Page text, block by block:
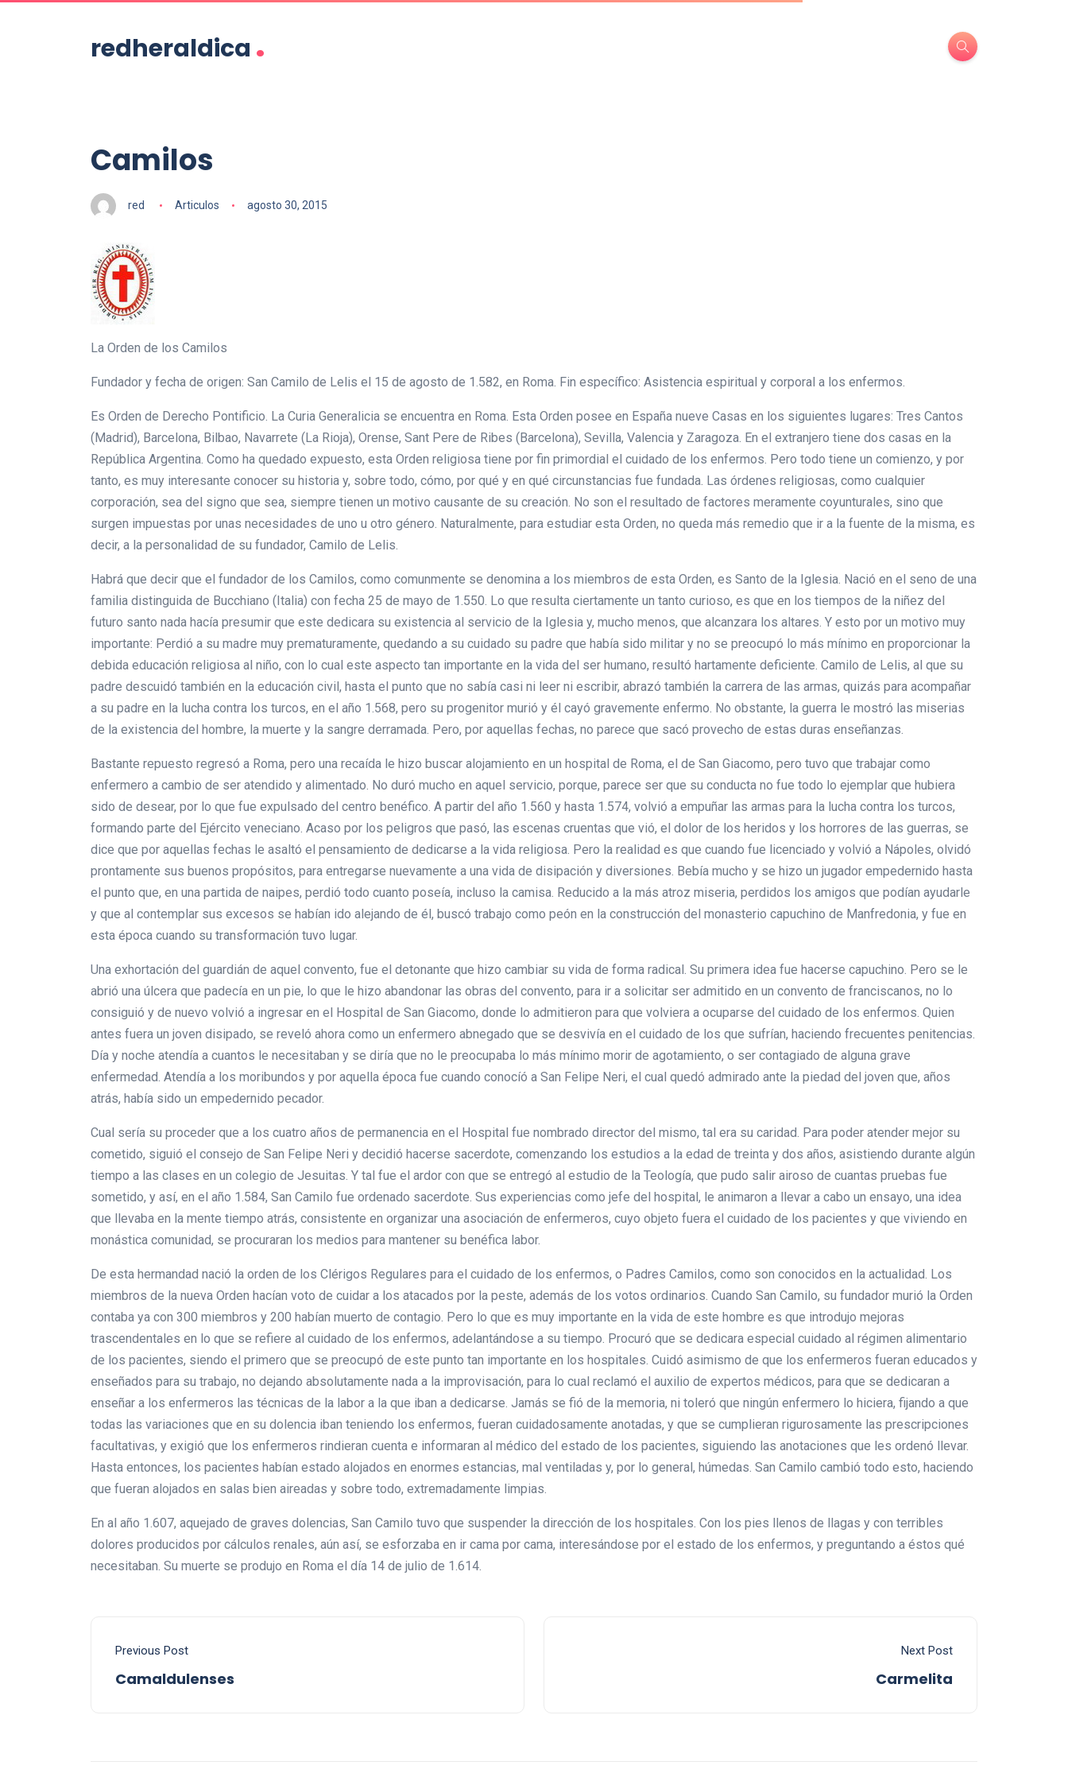
redheraldica .
Camilos
red Articulos agosto 30, 2015
La Orden de los Camilos
Fundador y fecha de origen: San Camilo de Lelis el 15 de agosto de 1.582, en Roma. Fin específico: Asistencia espiritual y corporal a los enfermos.
Es Orden de Derecho Pontificio. La Curia Generalicia se encuentra en Roma. Esta Orden posee en España nueve Casas en los siguientes lugares: Tres Cantos
(Madrid), Barcelona, Bilbao, Navarrete (La Rioja), Orense, Sant Pere de Ribes (Barcelona), Sevilla, Valencia y Zaragoza. En el extranjero tiene dos casas en la
República Argentina. Como ha quedado expuesto, esta Orden religiosa tiene por fin primordial el cuidado de los enfermos. Pero todo tiene un comienzo, y por
tanto, es muy interesante conocer su historia y, sobre todo, cómo, por qué y en qué circunstancias fue fundada. Las órdenes religiosas, como cualquier
corporación, sea del signo que sea, siempre tienen un motivo causante de su creación. No son el resultado de factores meramente coyunturales, sino que
surgen impuestas por unas necesidades de uno u otro género. Naturalmente, para estudiar esta Orden, no queda más remedio que ir a la fuente de la misma, es
decir, a la personalidad de su fundador, Camilo de Lelis.
Habrá que decir que el fundador de los Camilos, como comunmente se denomina a los miembros de esta Orden, es Santo de la Iglesia. Nació en el seno de una
familia distinguida de Bucchiano (Italia) con fecha 25 de mayo de 1.550. Lo que resulta ciertamente un tanto curioso, es que en los tiempos de la niñez del
futuro santo nada hacía presumir que este dedicara su existencia al servicio de la Iglesia y, mucho menos, que alcanzara los altares. Y esto por un motivo muy
importante: Perdió a su madre muy prematuramente, quedando a su cuidado su padre que había sido militar y no se preocupó lo más mínimo en proporcionar la
debida educación religiosa al niño, con lo cual este aspecto tan importante en la vida del ser humano, resultó hartamente deficiente. Camilo de Lelis, al que su
padre descuidó también en la educación civil, hasta el punto que no sabía casi ni leer ni escribir, abrazó también la carrera de las armas, quizás para acompañar
a su padre en la lucha contra los turcos, en el año 1.568, pero su progenitor murió y él cayó gravemente enfermo. No obstante, la guerra le mostró las miserias
de la existencia del hombre, la muerte y la sangre derramada. Pero, por aquellas fechas, no parece que sacó provecho de estas duras enseñanzas.
Bastante repuesto regresó a Roma, pero una recaída le hizo buscar alojamiento en un hospital de Roma, el de San Giacomo, pero tuvo que trabajar como
enfermero a cambio de ser atendido y alimentado. No duró mucho en aquel servicio, porque, parece ser que su conducta no fue todo lo ejemplar que hubiera
sido de desear, por lo que fue expulsado del centro benéfico. A partir del año 1.560 y hasta 1.574, volvió a empuñar las armas para la lucha contra los turcos,
formando parte del Ejército veneciano. Acaso por los peligros que pasó, las escenas cruentas que vió, el dolor de los heridos y los horrores de las guerras, se
dice que por aquellas fechas le asaltó el pensamiento de dedicarse a la vida religiosa. Pero la realidad es que cuando fue licenciado y volvió a Nápoles, olvidó
prontamente sus buenos propósitos, para entregarse nuevamente a una vida de disipación y diversiones. Bebía mucho y se hizo un jugador empedernido hasta
el punto que, en una partida de naipes, perdió todo cuanto poseía, incluso la camisa. Reducido a la más atroz miseria, perdidos los amigos que podían ayudarle
y que al contemplar sus excesos se habían ido alejando de él, buscó trabajo como peón en la construcción del monasterio capuchino de Manfredonia, y fue en
esta época cuando su transformación tuvo lugar.
Una exhortación del guardián de aquel convento, fue el detonante que hizo cambiar su vida de forma radical. Su primera idea fue hacerse capuchino. Pero se le
abrió una úlcera que padecía en un pie, lo que le hizo abandonar las obras del convento, para ir a solicitar ser admitido en un convento de franciscanos, no lo
consiguió y de nuevo volvió a ingresar en el Hospital de San Giacomo, donde lo admitieron para que volviera a ocuparse del cuidado de los enfermos. Quien
antes fuera un joven disipado, se reveló ahora como un enfermero abnegado que se desvivía en el cuidado de los que sufrían, haciendo frecuentes penitencias.
Día y noche atendía a cuantos le necesitaban y se diría que no le preocupaba lo más mínimo morir de agotamiento, o ser contagiado de alguna grave
enfermedad. Atendía a los moribundos y por aquella época fue cuando conocíó a San Felipe Neri, el cual quedó admirado ante la piedad del joven que, años
atrás, había sido un empedernido pecador.
Cual sería su proceder que a los cuatro años de permanencia en el Hospital fue nombrado director del mismo, tal era su caridad. Para poder atender mejor su
cometido, siguió el consejo de San Felipe Neri y decidió hacerse sacerdote, comenzando los estudios a la edad de treinta y dos años, asistiendo durante algún
tiempo a las clases en un colegio de Jesuitas. Y tal fue el ardor con que se entregó al estudio de la Teología, que pudo salir airoso de cuantas pruebas fue
sometido, y así, en el año 1.584, San Camilo fue ordenado sacerdote. Sus experiencias como jefe del hospital, le animaron a llevar a cabo un ensayo, una idea
que llevaba en la mente tiempo atrás, consistente en organizar una asociación de enfermeros, cuyo objeto fuera el cuidado de los pacientes y que viviendo en
monástica comunidad, se procuraran los medios para mantener su benéfica labor.
De esta hermandad nació la orden de los Clérigos Regulares para el cuidado de los enfermos, o Padres Camilos, como son conocidos en la actualidad. Los
miembros de la nueva Orden hacían voto de cuidar a los atacados por la peste, además de los votos ordinarios. Cuando San Camilo, su fundador murió la Orden
contaba ya con 300 miembros y 200 habían muerto de contagio. Pero lo que es muy importante en la vida de este hombre es que introdujo mejoras
trascendentales en lo que se refiere al cuidado de los enfermos, adelantándose a su tiempo. Procuró que se dedicara especial cuidado al régimen alimentario
de los pacientes, siendo el primero que se preocupó de este punto tan importante en los hospitales. Cuidó asimismo de que los enfermeros fueran educados y
enseñados para su trabajo, no dejando absolutamente nada a la improvisación, para lo cual reclamó el auxilio de expertos médicos, para que se dedicaran a
enseñar a los enfermeros las técnicas de la labor a la que iban a dedicarse. Jamás se fió de la memoria, ni toleró que ningún enfermero lo hiciera, fijando a que
todas las variaciones que en su dolencia iban teniendo los enfermos, fueran cuidadosamente anotadas, y que se cumplieran rigurosamente las prescripciones
facultativas, y exigió que los enfermeros rindieran cuenta e informaran al médico del estado de los pacientes, siguiendo las anotaciones que les ordenó llevar.
Hasta entonces, los pacientes habían estado alojados en enormes estancias, mal ventiladas y, por lo general, húmedas. San Camilo cambió todo esto, haciendo
que fueran alojados en salas bien aireadas y sobre todo, extremadamente limpias.
En al año 1.607, aquejado de graves dolencias, San Camilo tuvo que suspender la dirección de los hospitales. Con los pies llenos de llagas y con terribles
dolores producidos por cálculos renales, aún así, se esforzaba en ir cama por cama, interesándose por el estado de los enfermos, y preguntando a éstos qué
necesitaban. Su muerte se produjo en Roma el día 14 de julio de 1.614.
Previous Post
Camaldulenses
Next Post
Carmelita